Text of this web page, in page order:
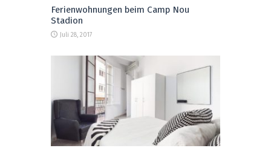
Ferienwohnungen beim Camp Nou
Stadion
Juli 28, 2017